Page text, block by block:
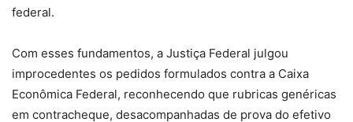
federal.
Com esses fundamentos, a Justiça Federal julgou
improcedentes os pedidos formulados contra a Caixa
Econômica Federal, reconhecendo que rubricas genéricas
em contracheque, desacompanhadas de prova do efetivo